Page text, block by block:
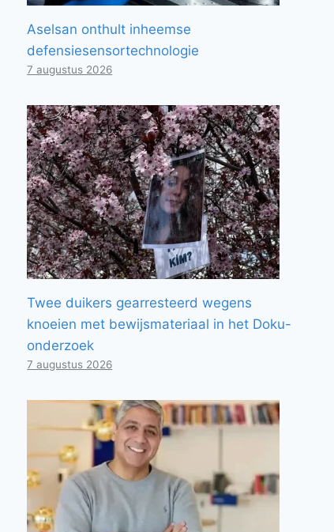
Aselsan onthult inheemse
defensiesensortechnologie
7 augustus 2026
Twee duikers gearresteerd wegens
knoeien met bewijsmateriaal in het Doku-
onderzoek
7 augustus 2026